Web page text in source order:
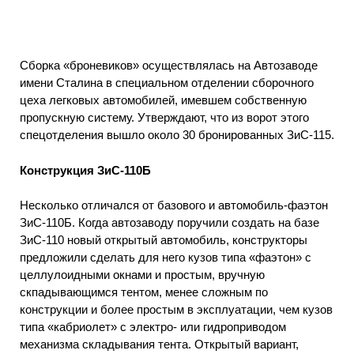
Сборка «броневиков» осуществлялась на Автозаводе
имени Сталина в специальном отделении сборочного
цеха легковых автомобилей, имевшем собственную
пропускную систему. Утверждают, что из ворот этого
спецотделения вышло около 30 бронированных ЗиС-115.
Конструкция ЗиС-110Б
Несколько отличался от базового и автомобиль-фаэтон
ЗиС-110Б. Когда автозаводу поручили создать на базе
ЗиС-110 новый открытый автомобиль, конструкторы
предложили сделать для него кузов типа «фаэтон» с
целлулоидными окнами и простым, вручную
скпадывающимся тентом, менее сложным по
конструкции и более простым в эксплуатации, чем кузов
типа «кабриолет» с электро- или гидроприводом
механизма складывания тента. Открытый вариант,